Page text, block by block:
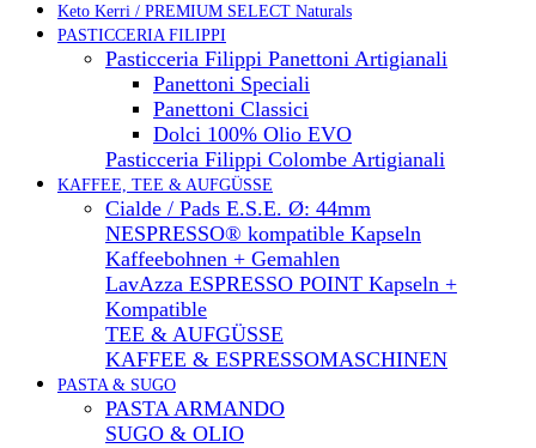
Keto Kerri / PREMIUM SELECT Naturals
PASTICCERIA FILIPPI
Pasticceria Filippi Panettoni Artigianali
Panettoni Speciali
Panettoni Classici
Dolci 100% Olio EVO
Pasticceria Filippi Colombe Artigianali
KAFFEE, TEE & AUFGÜSSE
Cialde / Pads E.S.E. Ø: 44mm
NESPRESSO® kompatible Kapseln
Kaffeebohnen + Gemahlen
LavAzza ESPRESSO POINT Kapseln +
Kompatible
TEE & AUFGÜSSE
KAFFEE & ESPRESSOMASCHINEN
PASTA & SUGO
PASTA ARMANDO
SUGO & OLIO